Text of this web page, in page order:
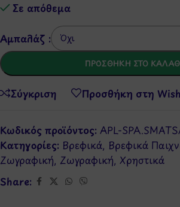
Σε απόθεμα
Αμπαλάζ :
ΠΡΟΣΘΉΚΗ ΣΤΟ
Σύγκριση Προσθήκη στη
Κωδικός προϊόντος: APL-
Κατηγορίες: Βρεφικά, Βρεφικά
Ζωγραφική, Ζωγραφική, Χρηστικά
Share: